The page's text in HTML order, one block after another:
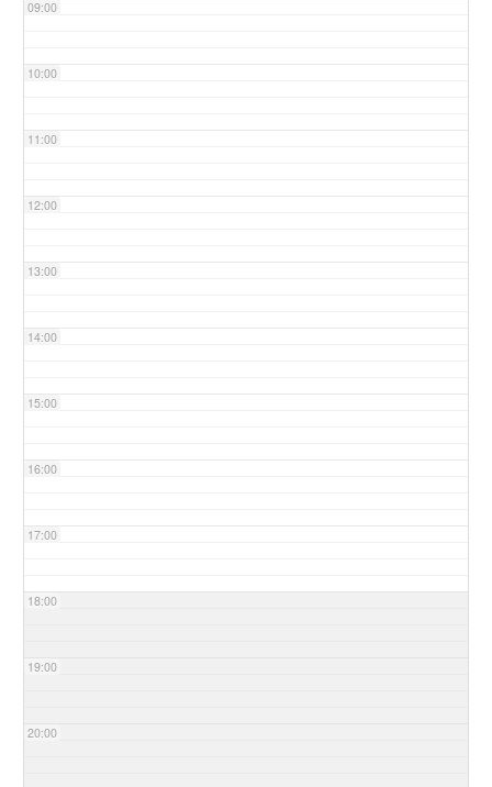
09:00
10:00
11:00
12:00
13:00
14:00
15:00
16:00
17:00
18:00
19:00
20:00